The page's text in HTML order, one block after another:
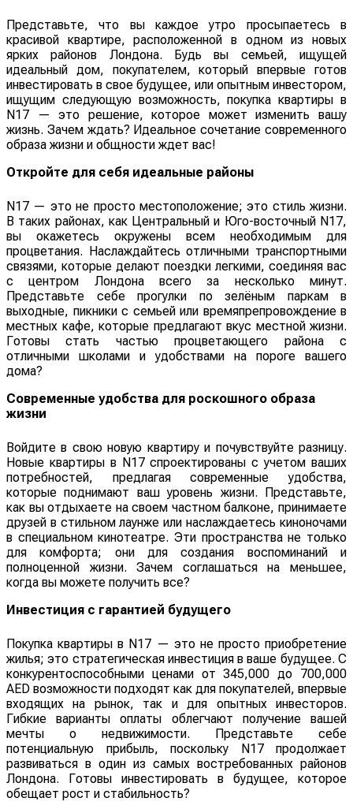
Представьте, что вы каждое утро просыпаетесь в
красивой квартире, расположенной в одном из новых
ярких районов Лондона. Будь вы семьей, ищущей
идеальный дом, покупателем, который впервые готов
инвестировать в свое будущее, или опытным инвестором,
ищущим следующую возможность, покупка квартиры в
N17 — это решение, которое может изменить вашу
жизнь. Зачем ждать? Идеальное сочетание современного
образа жизни и общности ждет вас!
Откройте для себя идеальные районы
N17 — это не просто местоположение; это стиль жизни.
В таких районах, как Центральный и Юго-восточный N17,
вы окажетесь окружены всем необходимым для
процветания. Наслаждайтесь отличными транспортными
связями, которые делают поездки легкими, соединяя вас
с центром Лондона всего за несколько минут.
Представьте себе прогулки по зелёным паркам в
выходные, пикники с семьей или времяпрепровождение в
местных кафе, которые предлагают вкус местной жизни.
Готовы стать частью процветающего района с
отличными школами и удобствами на пороге вашего
дома?
Современные удобства для роскошного образа
жизни
Войдите в свою новую квартиру и почувствуйте разницу.
Новые квартиры в N17 спроектированы с учетом ваших
потребностей, предлагая современные удобства,
которые поднимают ваш уровень жизни. Представьте,
как вы отдыхаете на своем частном балконе, принимаете
друзей в стильном лаунже или наслаждаетесь киноночами
в специальном кинотеатре. Эти пространства не только
для комфорта; они для создания воспоминаний и
полноценной жизни. Зачем соглашаться на меньшее,
когда вы можете получить все?
Инвестиция с гарантией будущего
Покупка квартиры в N17 — это не просто приобретение
жилья; это стратегическая инвестиция в ваше будущее. С
конкурентоспособными ценами от 345,000 до 700,000
AED возможности подходят как для покупателей, впервые
входящих на рынок, так и для опытных инвесторов.
Гибкие варианты оплаты облегчают получение вашей
мечты о недвижимости. Представьте себе
потенциальную прибыль, поскольку N17 продолжает
развиваться в один из самых востребованных районов
Лондона. Готовы инвестировать в будущее, которое
обещает рост и стабильность?